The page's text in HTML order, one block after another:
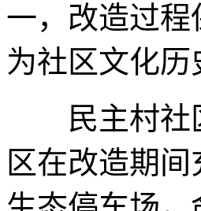
一，改造过
为社区文化
民主村社区
区在改造期